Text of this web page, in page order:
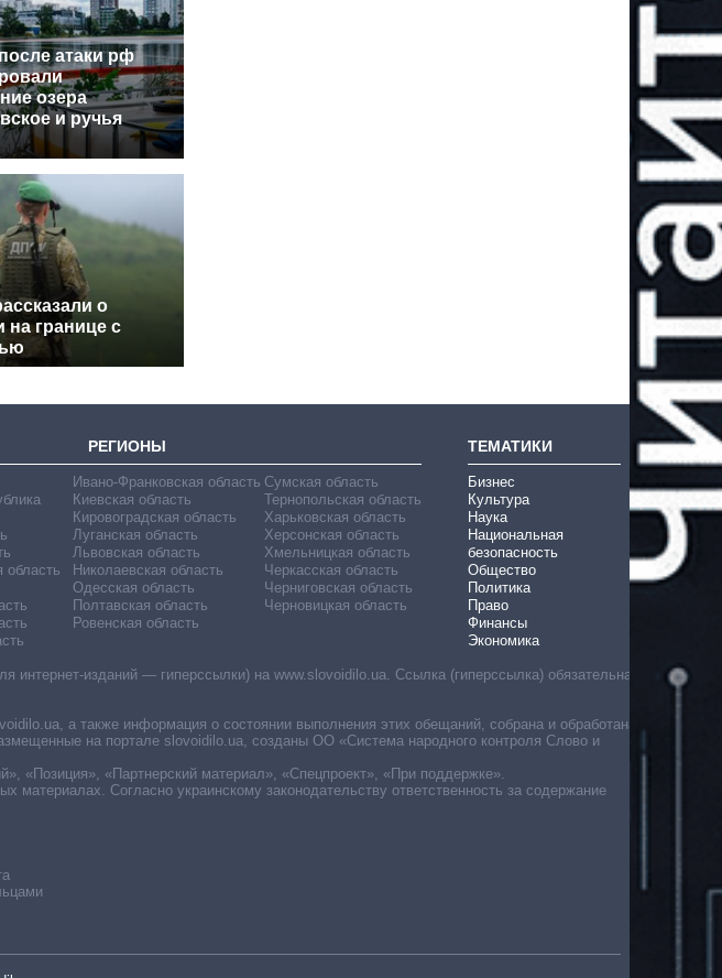
атаки рф
озера
и ручья
о
на границе с
РЕГИОНЫ
область
Ивано-Франковская область
Киевская область
Кировоградская область
Луганская область
Львовская область
Николаевская область
Одесская область
Полтавская область
Ровенская область
Сумская область
Тернопольская область
Харьковская область
Херсонская область
Хмельницкая область
Черкасская область
Черниговская область
Черновицкая область
ТЕМАТИКИ
Бизнес
Культура
Наука
Национальная
безопасность
Общество
Политика
Право
Финансы
Экономика
изданий — гиперссылки) на www.slovoidilo.ua. Ссылка (гиперссылка) обязательна
а также информация о состоянии выполнения этих обещаний, собрана и обработана
на портале slovoidilo.ua, созданы ОО «Система народного контроля Слово и
«Позиция», «Партнерский материал», «Спецпроект», «При поддержке».
Согласно украинскому законодательству ответственность за содержание